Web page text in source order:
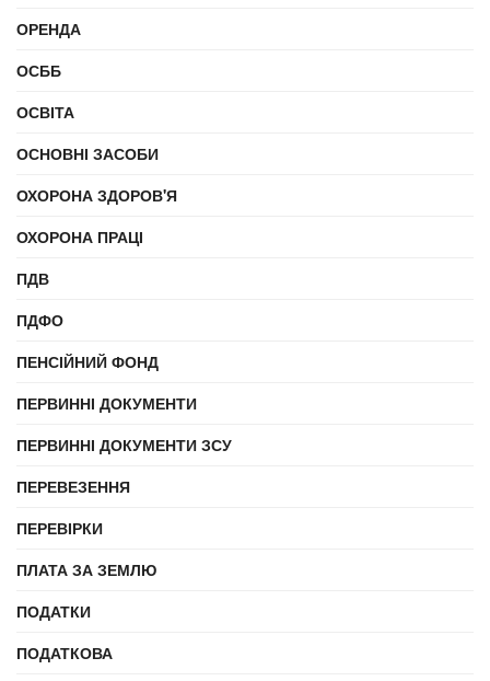
ОРЕНДА
ОСББ
ОСВІТА
ОСНОВНІ ЗАСОБИ
ОХОРОНА ЗДОРОВ'Я
ОХОРОНА ПРАЦІ
ПДВ
ПДФО
ПЕНСІЙНИЙ ФОНД
ПЕРВИННІ ДОКУМЕНТИ
ПЕРВИННІ ДОКУМЕНТИ ЗСУ
ПЕРЕВЕЗЕННЯ
ПЕРЕВІРКИ
ПЛАТА ЗА ЗЕМЛЮ
ПОДАТКИ
ПОДАТКОВА